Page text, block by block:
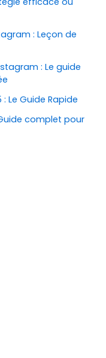
: Leçon de
: Le guide
Le Guide Rapide
complet pour